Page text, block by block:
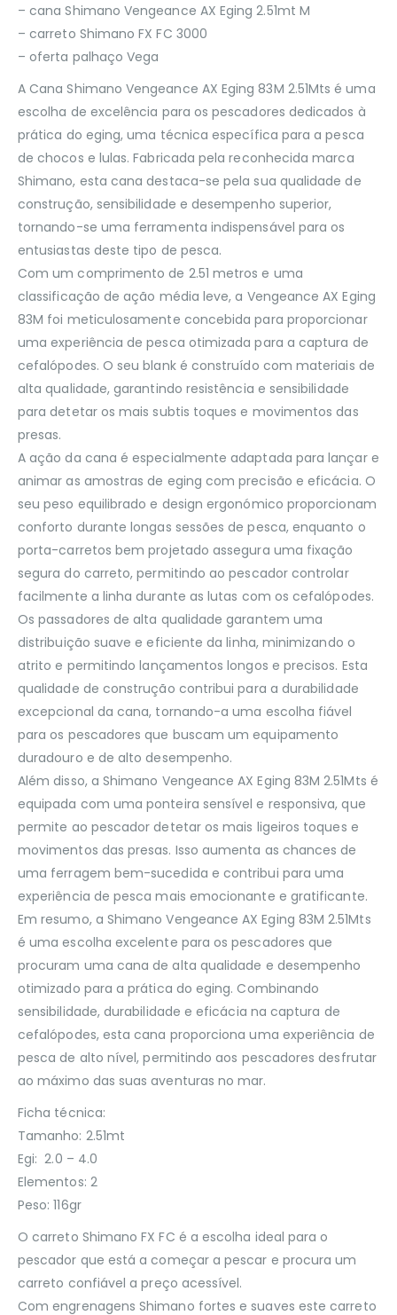
– cana Shimano Vengeance AX Eging 2.51mt M
– carreto Shimano FX FC 3000
– oferta palhaço Vega
A Cana Shimano Vengeance AX Eging 83M 2.51Mts é uma
escolha de excelência para os pescadores dedicados à
prática do eging, uma técnica específica para a pesca
de chocos e lulas. Fabricada pela reconhecida marca
Shimano, esta cana destaca-se pela sua qualidade de
construção, sensibilidade e desempenho superior,
tornando-se uma ferramenta indispensável para os
entusiastas deste tipo de pesca.
Com um comprimento de 2.51 metros e uma
classificação de ação média leve, a Vengeance AX Eging
83M foi meticulosamente concebida para proporcionar
uma experiência de pesca otimizada para a captura de
cefalópodes. O seu blank é construído com materiais de
alta qualidade, garantindo resistência e sensibilidade
para detetar os mais subtis toques e movimentos das
presas.
A ação da cana é especialmente adaptada para lançar e
animar as amostras de eging com precisão e eficácia. O
seu peso equilibrado e design ergonómico proporcionam
conforto durante longas sessões de pesca, enquanto o
porta-carretos bem projetado assegura uma fixação
segura do carreto, permitindo ao pescador controlar
facilmente a linha durante as lutas com os cefalópodes.
Os passadores de alta qualidade garantem uma
distribuição suave e eficiente da linha, minimizando o
atrito e permitindo lançamentos longos e precisos. Esta
qualidade de construção contribui para a durabilidade
excepcional da cana, tornando-a uma escolha fiável
para os pescadores que buscam um equipamento
duradouro e de alto desempenho.
Além disso, a Shimano Vengeance AX Eging 83M 2.51Mts é
equipada com uma ponteira sensível e responsiva, que
permite ao pescador detetar os mais ligeiros toques e
movimentos das presas. Isso aumenta as chances de
uma ferragem bem-sucedida e contribui para uma
experiência de pesca mais emocionante e gratificante.
Em resumo, a Shimano Vengeance AX Eging 83M 2.51Mts
é uma escolha excelente para os pescadores que
procuram uma cana de alta qualidade e desempenho
otimizado para a prática do eging. Combinando
sensibilidade, durabilidade e eficácia na captura de
cefalópodes, esta cana proporciona uma experiência de
pesca de alto nível, permitindo aos pescadores desfrutar
ao máximo das suas aventuras no mar.
Ficha técnica:
Tamanho: 2.51mt
Egi: 2.0 – 4.0
Elementos: 2
Peso: 116gr
O carreto Shimano FX FC é a escolha ideal para o
pescador que está a começar a pescar e procura um
carreto confiável a preço acessível.
Com engrenagens Shimano fortes e suaves este carreto